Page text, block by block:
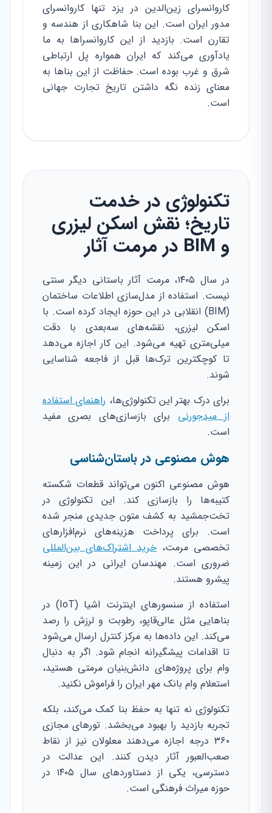
کاروانسرای زین‌الدین در یزد تنها کاروانسرای
مدور ایران است. این بنا شاهکاری از هندسه و
تقارن است. بازدید از این کاروانسراها به ما
یادآوری می‌کند که ایران همواره پل ارتباطی
شرق و غرب بوده است. حفاظت از این بناها به
معنای زنده نگه داشتن تاریخ تجارت جهانی
است.
تکنولوژی در خدمت
تاریخ؛ نقش اسکن لیزری
و BIM در مرمت آثار
در سال ۱۴۰۵، مرمت آثار باستانی دیگر سنتی
نیست. استفاده از مدل‌سازی اطلاعات ساختمان
(BIM) انقلابی در این حوزه ایجاد کرده است. با
اسکن لیزری، نقشه‌های سه‌بعدی با دقت
میلی‌متری تهیه می‌شود. این کار اجازه می‌دهد
تا کوچکترین ترک‌ها قبل از فاجعه شناسایی
شوند.
برای درک بهتر این تکنولوژی‌ها، راهنمای استفاده
از میدجورنی برای بازسازی‌های بصری مفید
است.
هوش مصنوعی در باستان‌شناسی
هوش مصنوعی اکنون می‌تواند قطعات شکسته
کتیبه‌ها را بازسازی کند. این تکنولوژی در
تخت‌جمشید به کشف متون جدیدی منجر شده
است. برای پرداخت هزینه‌های نرم‌افزارهای
تخصصی مرمت، خرید اشتراک‌های بین‌المللی
ضروری است. مهندسان ایرانی در این زمینه
پیشرو هستند.
استفاده از سنسورهای اینترنت اشیا (IoT) در
بناهایی مثل عالی‌قاپو، رطوبت و لرزش را رصد
می‌کند. این داده‌ها به مرکز کنترل ارسال می‌شود
تا اقدامات پیشگیرانه انجام شود. اگر به دنبال
وام برای پروژه‌های دانش‌بنیان مرمتی هستید،
استعلام وام بانک مهر ایران را فراموش نکنید.
تکنولوژی نه تنها به حفظ بنا کمک می‌کند، بلکه
تجربه بازدید را بهبود می‌بخشد. تورهای مجازی
۳۶۰ درجه اجازه می‌دهند معلولان نیز از نقاط
صعب‌العبور آثار دیدن کنند. این عدالت در
دسترسی، یکی از دستاوردهای سال ۱۴۰۵ در
حوزه میراث فرهنگی است.